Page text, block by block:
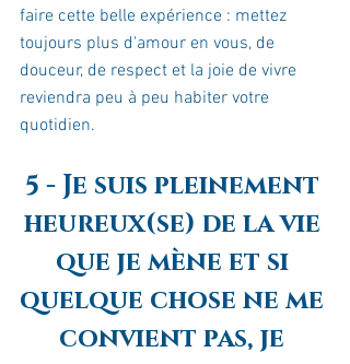
faire cette belle expérience : mettez
toujours plus d'amour en vous, de
douceur, de respect et la joie de vivre
reviendra peu à peu habiter votre
quotidien.
5 - Je suis pleinement
heureux(se) de la vie
que je mène et si
quelque chose ne me
convient pas, je